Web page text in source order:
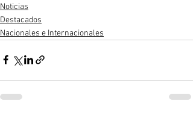
Noticias
Destacados
Nacionales e Internacionales